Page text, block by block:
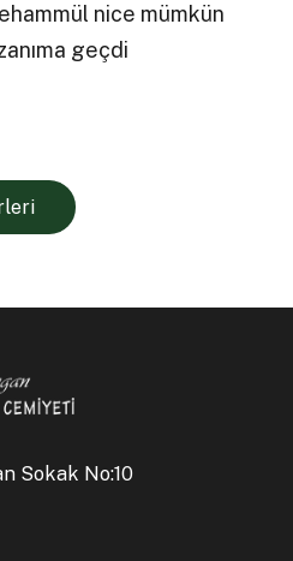
nice mümkün
geçdi
Sokak No:10